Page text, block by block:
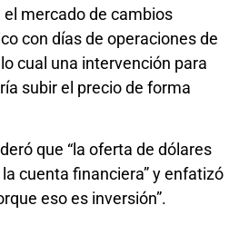
mercado de cambios
con días de operaciones de
cual una intervención para
subir el precio de forma
que “la oferta de dólares
cuenta financiera” y enfatizó
eso es inversión”.